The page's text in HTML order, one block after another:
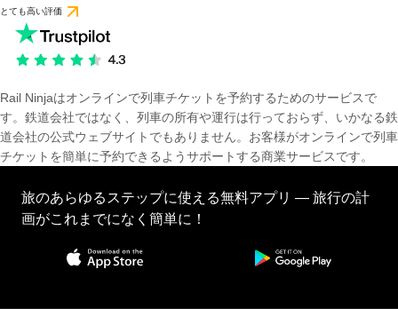
とても高い評価
Rail Ninjaはオンラインで列車チケットを予約するためのサービスで
す。鉄道会社ではなく、列車の所有や運行は行っておらず、いかなる鉄
道会社の公式ウェブサイトでもありません。お客様がオンラインで列車
チケットを簡単に予約できるようサポートする商業サービスです。
旅のあらゆるステップに使える無料アプリ — 旅行の計
画がこれまでになく簡単に！